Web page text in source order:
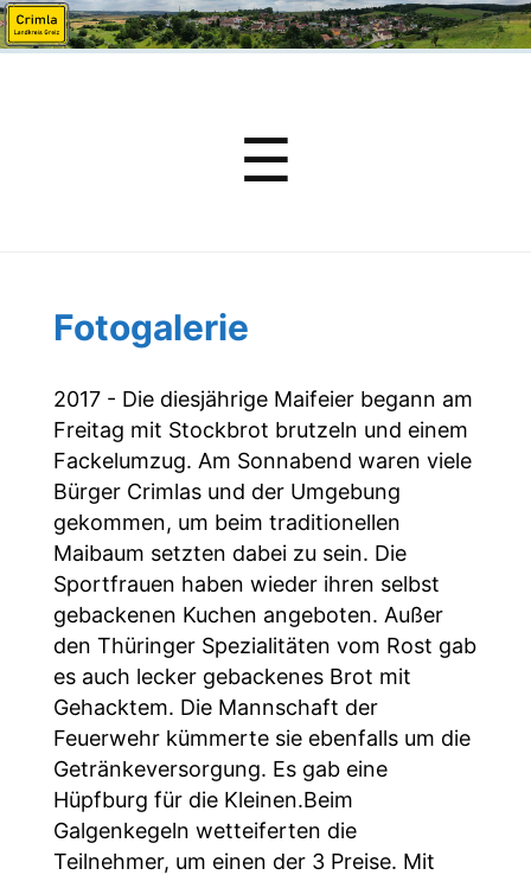
☰
Fotogalerie
2017 - Die diesjährige Maifeier begann am
Freitag mit Stockbrot brutzeln und einem
Fackelumzug. Am Sonnabend waren viele
Bürger Crimlas und der Umgebung
gekommen, um beim traditionellen
Maibaum setzten dabei zu sein. Die
Sportfrauen haben wieder ihren selbst
gebackenen Kuchen angeboten. Außer
den Thüringer Spezialitäten vom Rost gab
es auch lecker gebackenes Brot mit
Gehacktem. Die Mannschaft der
Feuerwehr kümmerte sie ebenfalls um die
Getränkeversorgung. Es gab eine
Hüpfburg für die Kleinen.Beim
Galgenkegeln wetteiferten die
Teilnehmer, um einen der 3 Preise. Mit